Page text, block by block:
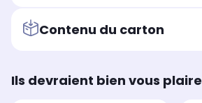
Contenu du carton
Ils devraient bien vous plaire